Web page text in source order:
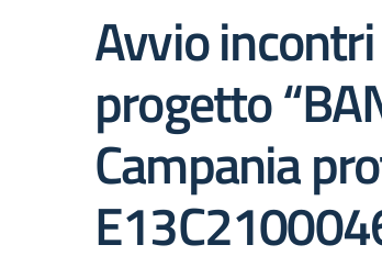
Avvio
progetto
Campania